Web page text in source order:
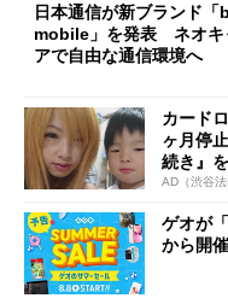
日本通信が新ブランド「
mobile」を発表 ネオキ
アで自由な通信環境へ
カード
ヶ月停
続き』
AD（渋谷法
ゲオが
から開